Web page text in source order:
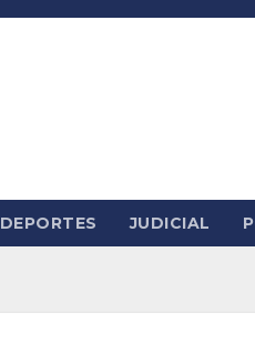
DEPORTES JUDICIAL